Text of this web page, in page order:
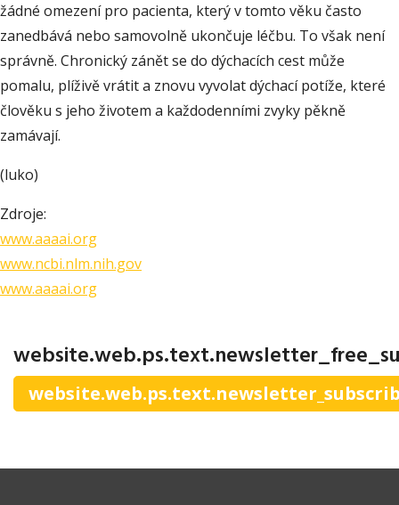
žádné omezení pro pacienta, který v tomto věku často
zanedbává nebo samovolně ukončuje léčbu. To však není
správně. Chronický zánět se do dýchacích cest může
pomalu, plíživě vrátit a znovu vyvolat dýchací potíže, které
člověku s jeho životem a každodenními zvyky pěkně
zamávají.
(luko)
Zdroje:
www.aaaai.org
www.ncbi.nlm.nih.gov
www.aaaai.org